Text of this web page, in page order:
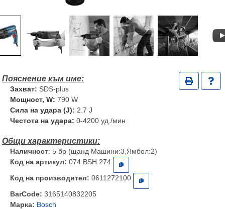
Захват: SDS-plus
Мощност, W: 790 W
Сила на удара (J): 2.7 J
Честота на удара: 0-4200 уд./мин
Наличност: 5 бр (щанд Машини:3,Ямбол:2)
Код на артикул: 074 BSH 274
Код на производител: 0611272100
BarCode: 3165140832205
Марка: Bosch